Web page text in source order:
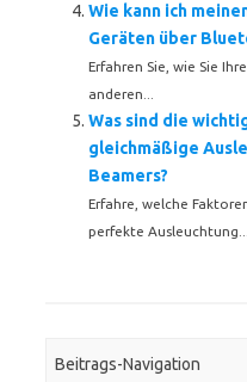
Wie kann ich
Geräten über
Erfahren Sie, wie Sie
anderen...
Was sind die
gleichmäßige
Beamers?
Erfahre, welche
perfekte Ausleuchtung...
Beitrags-Navigation